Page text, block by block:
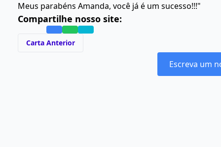
Meus parabéns Amanda, você já é um sucesso!!!"
Compartilhe nosso site:
Carta Anterior
Escreva um